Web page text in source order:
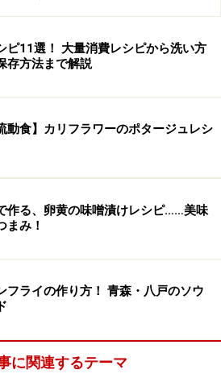
レシピの書籍をチェック！
レシピの書籍をチェック！
ピ11選！ 大量消費レシピから洗い方
存方法まで解説
動食】カリフラワーのポタージュレシ
作る、卵黄の味噌漬けレシピ……美味
まみ！
フライの作り方！ 青森・八戸のソウ
に関連するテーマ